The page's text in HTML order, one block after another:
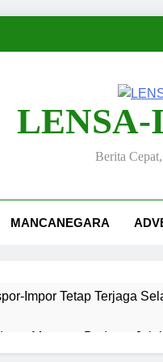
Berita
MANCANEGARA
Impor Tetap Terjaga
Merawat Budaya: